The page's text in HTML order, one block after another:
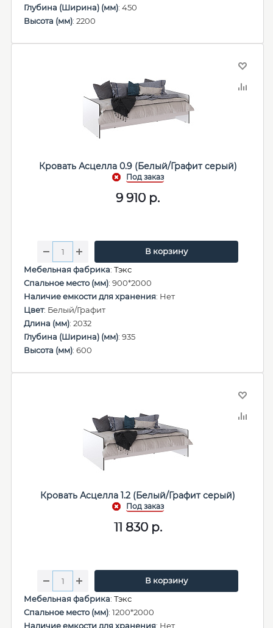
Глубина (Ширина) (мм): 450
Высота (мм): 2200
Кровать Асцелла 0.9 (Белый/Графит серый)
9 910 р.
В корзину
Мебельная фабрика: Тэкс
Спальное место (мм): 900*2000
Наличие емкости для хранения: Нет
Цвет: Белый/Графит
Длина (мм): 2032
Глубина (Ширина) (мм): 935
Высота (мм): 600
Кровать Асцелла 1.2 (Белый/Графит серый)
11 830р.
В корзину
Мебельная фабрика: Тэкс
Спальное место (мм): 1200*2000
Наличие емкости для хранения: Нет